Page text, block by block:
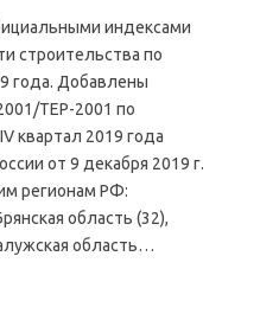
индексами
строительства по
года. Добавлены
ТЕР-2001 по
квартал 2019 года
от 9 декабря 2019 г.
регионам РФ:
область (32),
область…